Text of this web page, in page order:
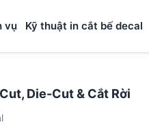
vụ Kỹ thuật in cắt bế decal
Die-Cut & Cắt Rời